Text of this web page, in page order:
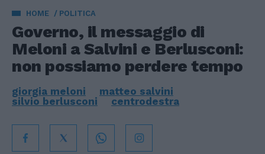
HOME POLITICA
Governo, il messaggio di
Meloni a Salvini e Berlusconi:
non possiamo perdere tempo
giorgia meloni
matteo salvini
silvio berlusconi
centrodestra